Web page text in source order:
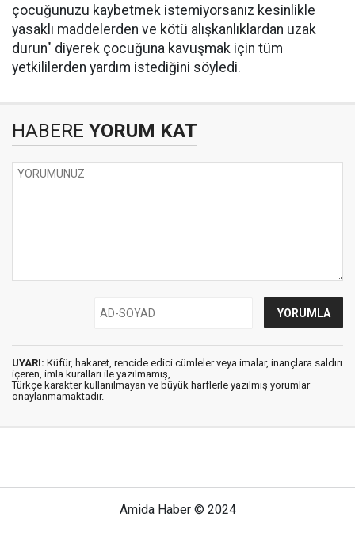
çocuğunuzu kaybetmek istemiyorsanız kesinlikle
yasaklı maddelerden ve kötü alışkanlıklardan uzak
durun" diyerek çocuğuna kavuşmak için tüm
yetkililerden yardım istediğini söyledi.
HABERE YORUM KAT
UYARI: Küfür, hakaret, rencide edici cümleler veya imalar, inançlara saldırı
içeren, imla kuralları ile yazılmamış,
Türkçe karakter kullanılmayan ve büyük harflerle yazılmış yorumlar
onaylanmamaktadır.
Amida Haber © 2024